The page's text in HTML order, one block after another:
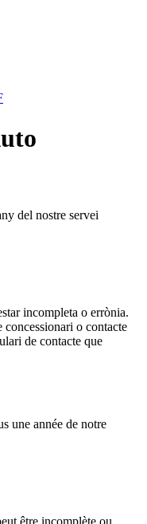
del nostre servei
incompleta o errònia.
o contacte
de contacte que
une année de notre
être incomplète ou